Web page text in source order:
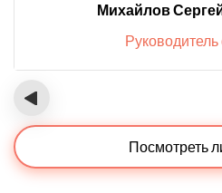
Михайлов
‹
Посмотреть